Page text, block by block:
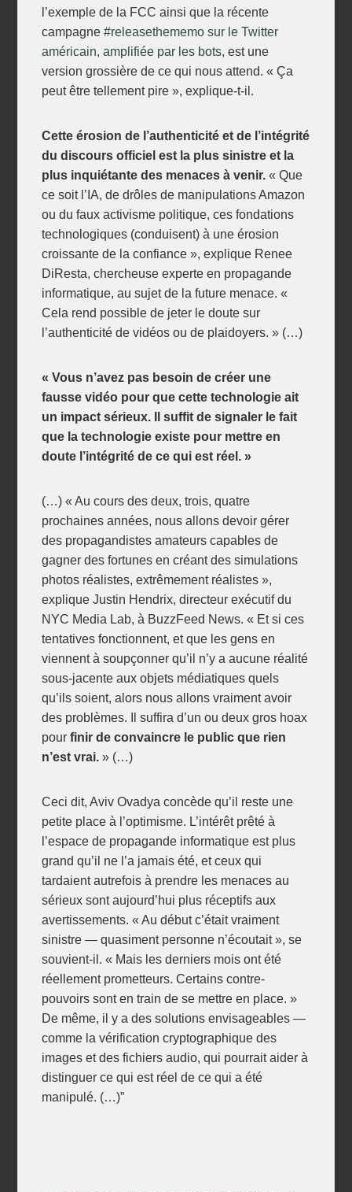
l’exemple de la FCC ainsi que la récente
campagne#releasethememo sur le Twitter
américain, amplifiée par les bots, est une
version grossière de ce qui nous attend. « Ça
peut être tellement pire », explique-t-il.
Cette érosion de l’authenticité et de l’intégrité
du discours officiel est la plus sinistre et la
plus inquiétante des menaces à venir. « Que
ce soit l’IA, de drôles de manipulations Amazon
ou du faux activisme politique, ces fondations
technologiques (conduisent) à une érosion
croissante de la confiance », explique Renee
DiResta, chercheuse experte en propagande
informatique, au sujet de la future menace. «
Cela rend possible de jeter le doute sur
l’authenticité de vidéos ou de plaidoyers. » (…)
« Vous n’avez pas besoin de créer une
fausse vidéo pour que cette technologie ait
un impact sérieux. Il suffit de signaler le fait
que la technologie existe pour mettre en
doute l’intégrité de ce qui est réel. »
(…) « Au cours des deux, trois, quatre
prochaines années, nous allons devoir gérer
des propagandistes amateurs capables de
gagner des fortunes en créant des simulations
photos réalistes, extrêmement réalistes »,
explique Justin Hendrix, directeur exécutif du
NYC Media Lab, à BuzzFeed News. « Et si ces
tentatives fonctionnent, et que les gens en
viennent à soupçonner qu’il n’y a aucune réalité
sous-jacente aux objets médiatiques quels
qu’ils soient, alors nous allons vraiment avoir
des problèmes. Il suffira d’un ou deux gros hoax
pourfinir de convaincre le public que rien
n’est vrai. » (…)
Ceci dit, Aviv Ovadya concède qu’il reste une
petite place à l’optimisme. L’intérêt prêté à
l’espace de propagande informatique est plus
grand qu’il ne l’a jamais été, et ceux qui
tardaient autrefois à prendre les menaces au
sérieux sont aujourd’hui plus réceptifs aux
avertissements. « Au début c’était vraiment
sinistre — quasiment personne n’écoutait », se
souvient-il. « Mais les derniers mois ont été
réellement prometteurs. Certains contre-
pouvoirs sont en train de se mettre en place. »
De même, il y a des solutions envisageables —
comme la vérification cryptographique des
images et des fichiers audio, qui pourrait aider à
distinguer ce qui est réel de ce qui a été
manipulé. (…)”